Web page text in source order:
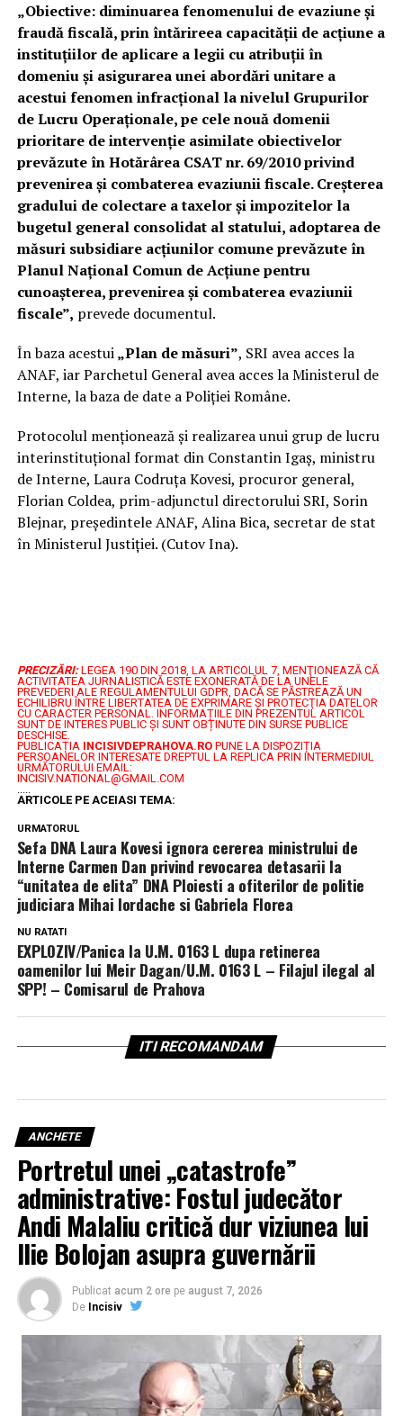
„Obiective: diminuarea fenomenului de evaziune şi
fraudă fiscală, prin întărireea capacităţii de acţiune a
instituţiilor de aplicare a legii cu atribuţii în
domeniu şi asigurarea unei abordări unitare a
acestui fenomen infracţional la nivelul Grupurilor
de Lucru Operaţionale, pe cele nouă domenii
prioritare de intervenţie asimilate obiectivelor
prevăzute în Hotărârea CSAT nr. 69/2010 privind
prevenirea şi combaterea evaziunii fiscale. Creşterea
gradului de colectare a taxelor şi impozitelor la
bugetul general consolidat al statului, adoptarea de
măsuri subsidiare acţiunilor comune prevăzute în
Planul Naţional Comun de Acţiune pentru
cunoaşterea, prevenirea şi combaterea evaziunii
fiscale”, prevede documentul.
În baza acestui„Plan de măsuri”, SRI avea acces la
ANAF, iar Parchetul General avea acces la Ministerul de
Interne, la baza de date a Poliţiei Române.
Protocolul menţionează şi realizarea unui grup de lucru
interinstituţional format din Constantin Igaş, ministru
de Interne, Laura Codruţa Kovesi, procuror general,
Florian Coldea, prim-adjunctul directorului SRI, Sorin
Blejnar, preşedintele ANAF, Alina Bica, secretar de stat
în Ministerul Justiţiei. (Cutov Ina).
PRECIZĂRI: LEGEA 190 DIN 2018, LA ARTICOLUL 7, MENŢIONEAZĂ CĂ
ACTIVITATEA JURNALISTICĂ ESTE EXONERATĂ DE LA UNELE
PREVEDERI ALE REGULAMENTULUI GDPR, DACĂ SE PĂSTREAZĂ UN
ECHILIBRU ÎNTRE LIBERTATEA DE EXPRIMARE ŞI PROTECŢIA DATELOR
CU CARACTER PERSONAL. INFORMAȚIILE DIN PREZENTUL ARTICOL
SUNT DE INTERES PUBLIC ȘI SUNT OBȚINUTE DIN SURSE PUBLICE
DESCHISE.
PUBLICAȚIA INCISIVDEPRAHOVA.ROPUNE LA DISPOZIȚIA
PERSOANELOR INTERESATE DREPTUL LA REPLICA PRIN INTERMEDIUL
URMĂTORULUI EMAIL:
INCISIV.NATIONAL@GMAIL.COM
.....
ARTICOLE PE ACEIASI TEMA:
URMATORUL
Sefa DNA Laura Kovesi ignora cererea ministrului de
Interne Carmen Dan privind revocarea detasarii la
“unitatea de elita” DNA Ploiesti a ofiterilor de politie
judiciara Mihai Iordache si Gabriela Florea
NU RATATI
EXPLOZIV/Panica la U.M. 0163 L dupa retinerea
oamenilor lui Meir Dagan/U.M. 0163 L – Filajul ilegal al
SPP! – Comisarul de Prahova
ITI RECOMANDAM
ANCHETE
Portretul unei „catastrofe”
administrative: Fostul judecător
Andi Malaliu critică dur viziunea lui
Ilie Bolojan asupra guvernării
Publicat acum 2 ore pe august 7, 2026
De Incisiv